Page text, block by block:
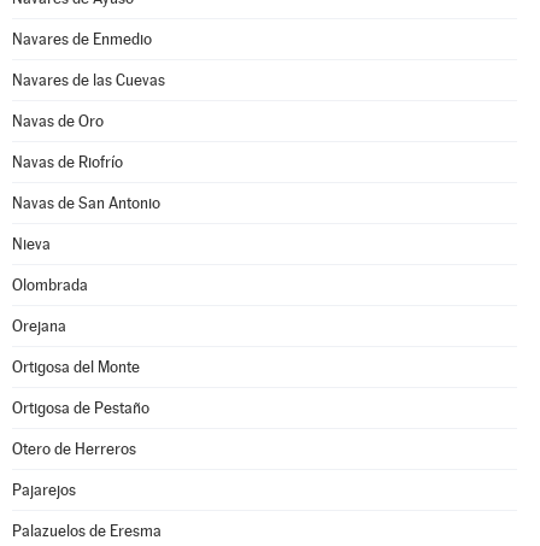
Navares de Enmedio
Navares de las Cuevas
Navas de Oro
Navas de Riofrío
Navas de San Antonio
Nieva
Olombrada
Orejana
Ortigosa del Monte
Ortigosa de Pestaño
Otero de Herreros
Pajarejos
Palazuelos de Eresma